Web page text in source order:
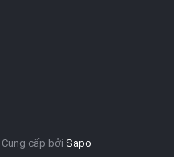
Cung cấp bởi Sapo